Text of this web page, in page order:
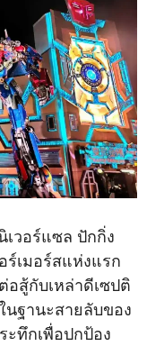
เวอร์แซล ปักกิ่ง
เมอร์สแห่งแรก
สู้กับเหล่าดีเซปติ
ฐานะสายลับของ
ทึกเพื่อปกป้อง